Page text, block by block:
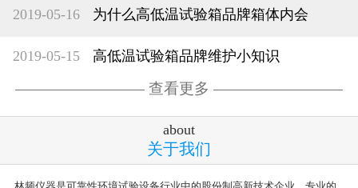
2019-05-16 为什么高低温试验箱品牌箱体内会
2019-05-15 高低温试验箱品牌维护小知识
查看更多
about
关于我们